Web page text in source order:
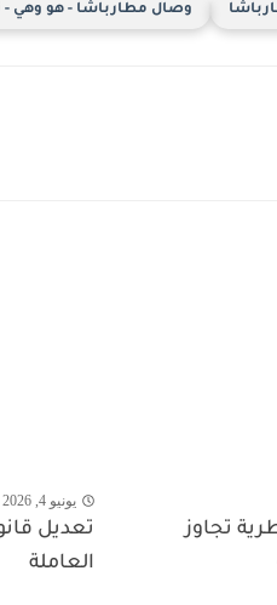
وصال مطارباشا - هو وهي
تجاوز
يونيو 4, 2026
تعديل
العاملة